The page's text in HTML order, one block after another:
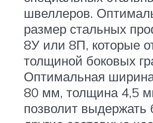
швеллеров.
размер стальных
8У или 8П, которые
толщиной боковых
Оптимальная
80 мм, толщина 4,5
позволит выдержать